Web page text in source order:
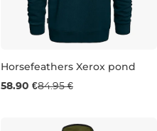
Výpredaj -31 %
Horsefeathers Xerox pond
58.90 €84.95 €